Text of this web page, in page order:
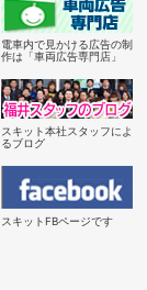
電車内で見かける広告の制
作は「車両広告専門店」
スキット本社スタッフによ
るブログ
スキットFBページです